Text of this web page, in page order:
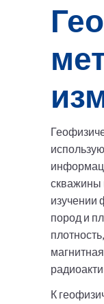
скважины
изучении
пород и
К